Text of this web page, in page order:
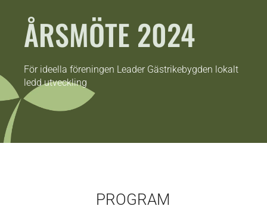
ÅRSMÖTE 2024
För ideella föreningen Leader Gästrikebygden lokalt
ledd utveckling
PROGRAM